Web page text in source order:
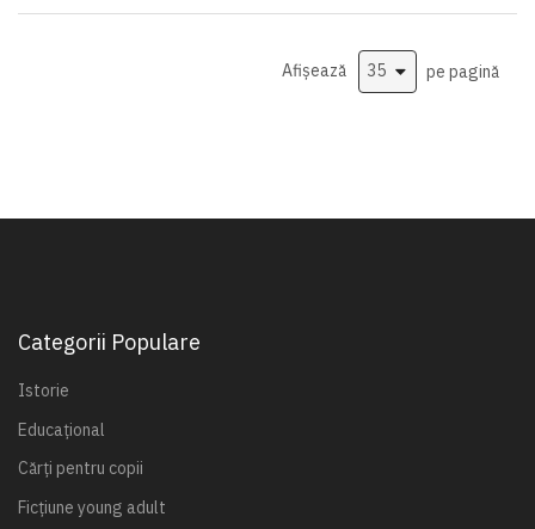
Afișează pe pagină
Categorii Populare
Istorie
Educațional
Cărți pentru copii
Ficțiune young adult